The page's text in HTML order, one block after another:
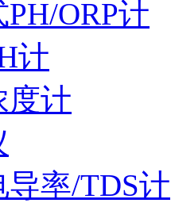
ORP计
计
度计
导率/TDS计